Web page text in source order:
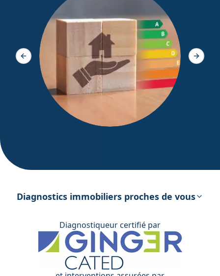
énergétique
Slide précédente Slide
Diagnostics immobiliers proches de vous
Diagnostiqueur certifié par